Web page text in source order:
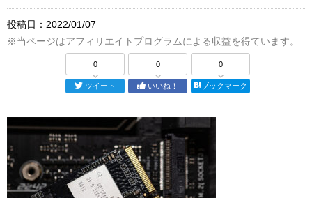
投稿日： 2022/01/07
※当ページはアフィリエイトプログラムによる収益を得ています。
0
ツイート
0
いいね！
0
ブックマーク